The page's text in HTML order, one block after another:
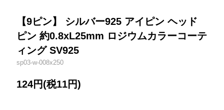
【9ピン】 シルバー925 アイピン ヘッド
ピン 約0.8xL25mm ロジウムカラーコーテ
ィング SV925
sp03-w-008x250
124円(税11円)